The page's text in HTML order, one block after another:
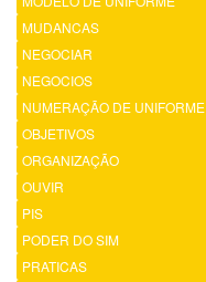
MUDANCAS
NEGOCIAR
NEGOCIOS
NUMERAÇÃO DE UNIFORME
OBJETIVOS
ORGANIZAÇÃO
OUVIR
PIS
PODER DO SIM
PRATICAS